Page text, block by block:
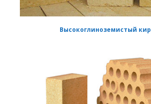
Высокоглиноземистый